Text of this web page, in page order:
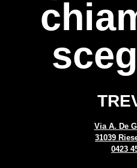
Via A. De
31039
0423